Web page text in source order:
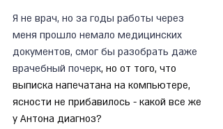
Я не врач, но за годы работы через
меня прошло немало медицинских
документов, смог бы разобрать даже
врачебный почерк, но от того, что
выписка напечатана на компьютере,
ясности не прибавилось - какой все же
у Антона диагноз?